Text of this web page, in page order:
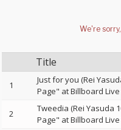
Title
1
Just for you (Rei
Page" at Billboard Live
2
Tweedia (Rei Yasuda
Page" at Billboard Live